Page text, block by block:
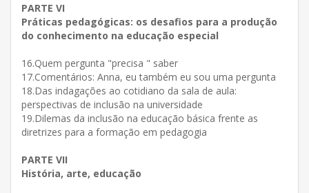
PARTE VI
Práticas pedagógicas: os desafios para a produção
do conhecimento na educação especial
16.Quem pergunta "precisa " saber
17.Comentários: Anna, eu também eu sou uma pergunta
18.Das indagações ao cotidiano da sala de aula:
perspectivas de inclusão na universidade
19.Dilemas da inclusão na educação básica frente as
diretrizes para a formação em pedagogia
PARTE VII
História, arte, educação